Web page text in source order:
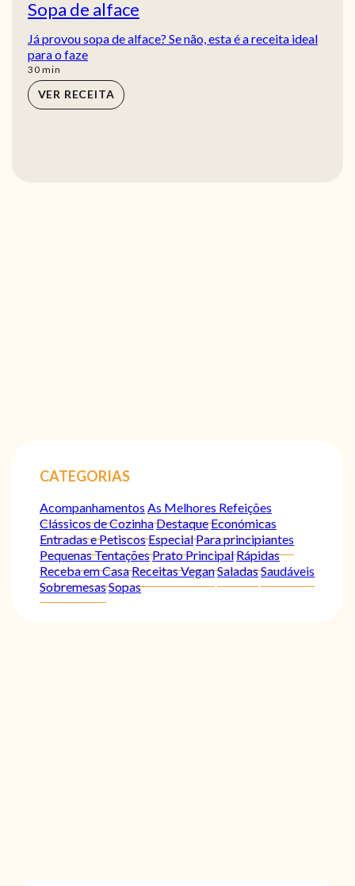
Sopa de alface
Já provou sopa de alface? Se não, esta é a receita ideal
para o faze
30min
min
VER RECEITA
CATEGORIAS
Acompanhamentos As Melhores Refeições
Clássicos de CozinhaDestaqueEconómicas
Entradas e PetiscosEspecialPara principiantes
Pequenas TentaçõesPrato PrincipalRápidas
Receba em CasaReceitas VeganSaladasSaudáveis
SobremesasSopas